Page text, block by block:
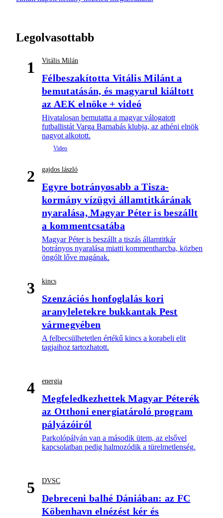
Legolvasottabb
1 Vitális Milán
Félbeszakította Vitális Milánt a
bemutatásán, és magyarul kiáltott
az AEK elnöke + videó
Hivatalosan bemutatta a magyar válogatott
futballistát Varga Barnabás klubja, az athéni elnök
nagyot alkotott.
2 gajdos lászló
Egyre botrányosabb a Tisza-
kormány vízügyi államtitkárának
nyaralása, Magyar Péter is beszállt
a kommentcsatába
Magyar Péter is beszállt a tiszás államtitkár
botrányos nyaralása miatti kommentharcba, közben
öngólt lőve magának.
3 kincs
Szenzációs honfoglalás kori
aranyleletekre bukkantak Pest
vármegyében
A felbecsülhetetlen értékű kincs a korabeli elit
tagjaihoz tartozhatott.
4 energia
Megfeledkezhettek Magyar Péterék
az Otthoni energiatároló program
pályázóiról
Parkolópályán van a második ütem, az elsővel
kapcsolatban pedig halmozódik a türelmetlenség.
5 DVSC
Debreceni balhé Dániában: az FC
Köbenhavn elnézést kér és